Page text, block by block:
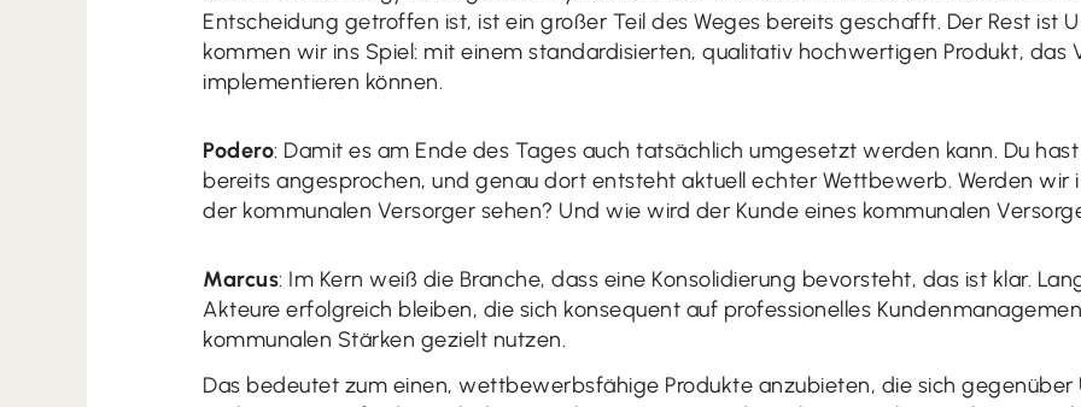
Entscheidung getroffen ist, ist ein großer Teil des Weges bereits geschafft. Der Rest ist
kommen wir ins Spiel: mit einem standardisierten, qualitativ hochwertigen Produkt, das
implementieren können.
Podero: Damit es am Ende des Tages auch tatsächlich umgesetzt werden kann. Du
bereits angesprochen, und genau dort entsteht aktuell echter Wettbewerb. Werden wir
der kommunalen Versorger sehen? Und wie wird der Kunde eines kommunalen
Marcus: Im Kern weiß die Branche, dass eine Konsolidierung bevorsteht, das ist klar.
Akteure erfolgreich bleiben, die sich konsequent auf professionelles
kommunalen Stärken gezielt nutzen.
Das bedeutet zum einen, wettbewerbsfähige Produkte anzubieten, die sich